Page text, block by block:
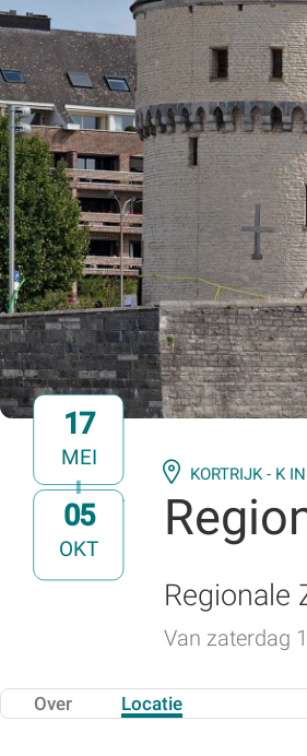
17
MEI
t/m
05
OKT
KORTRIJK - K
Regionale
Van zaterdag
Over Locatie